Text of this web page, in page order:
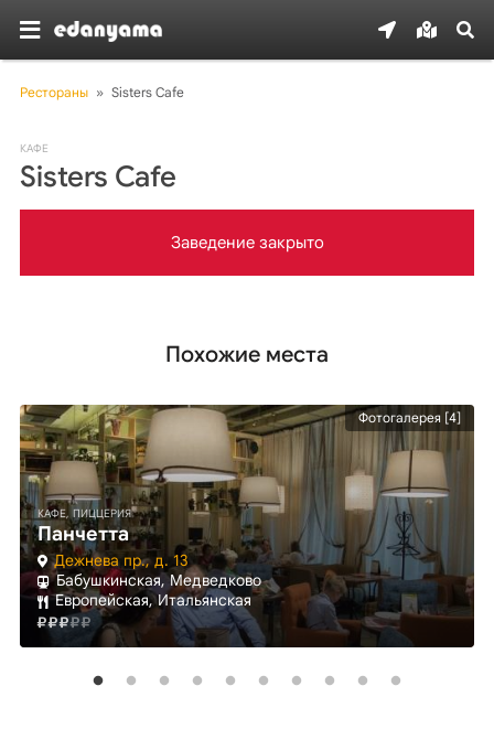
Рестораны » Sisters Cafe
КАФЕ
Sisters Cafe
Заведение закрыто
Похожие места
Фотогалерея [4]
КАФЕ, ПИЦЦЕРИЯ
Панчетта
Дежнева пр., д. 13
Бабушкинская, Медведково
Европейская, Итальянская